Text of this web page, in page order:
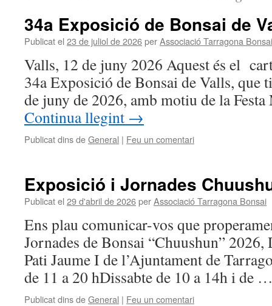
34a Exposició de Bonsai de
Publicat el 23 de juliol de 2026perAssociació Tarragona Bonsai
Valls, 12 de juny 2026 Aquest és el
34a Exposició de Bonsai de Valls, que
de juny de 2026, amb motiu de la
Continua llegint →
Publicat dins deGeneral | Feu un comentari
Exposició i Jornades
Publicat el 29 d'abril de 2026perAssociació Tarragona Bonsai
Ens plau comunicar-vos que
Jornades de Bonsai “Chuushun”
Pati Jaume I de l’Ajuntament de
de 11 a 20 hDissabte de 10 a 14h i de
Publicat dins deGeneral | Feu un comentari